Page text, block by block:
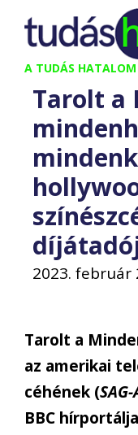
Kilépés
tartalomba
A TUDÁS HATALOM
Tarolt a
2023. február
Tarolt a
az amerikai
céhének (SAG-
BBC